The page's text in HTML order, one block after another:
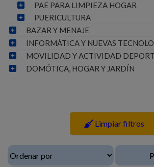
PAE PARA LIMPIEZA HOGAR
PUERICULTURA
BAZAR Y MENAJE
INFORMÁTICA Y NUEVAS
MOVILIDAD Y ACTIVIDAD
DOMÓTICA, HOGAR Y JARDÍN
Limpiar filtros